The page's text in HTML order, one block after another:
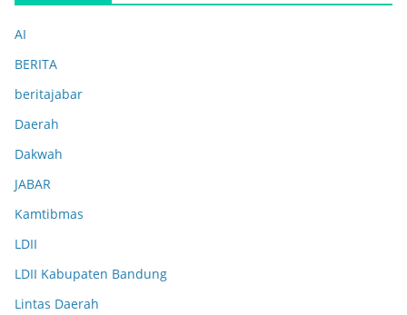
AI
BERITA
beritajabar
Daerah
Dakwah
JABAR
Kamtibmas
LDII
LDII Kabupaten Bandung
Lintas Daerah